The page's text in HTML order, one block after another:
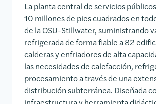
La planta central de servicios
10 millones de pies cuadrados en
de la OSU-Stillwater, suministrando
refrigerada de forma fiable a 82
calderas y enfriadores de alta
las necesidades de calefacción,
procesamiento a través de una
distribución subterránea. Diseñada